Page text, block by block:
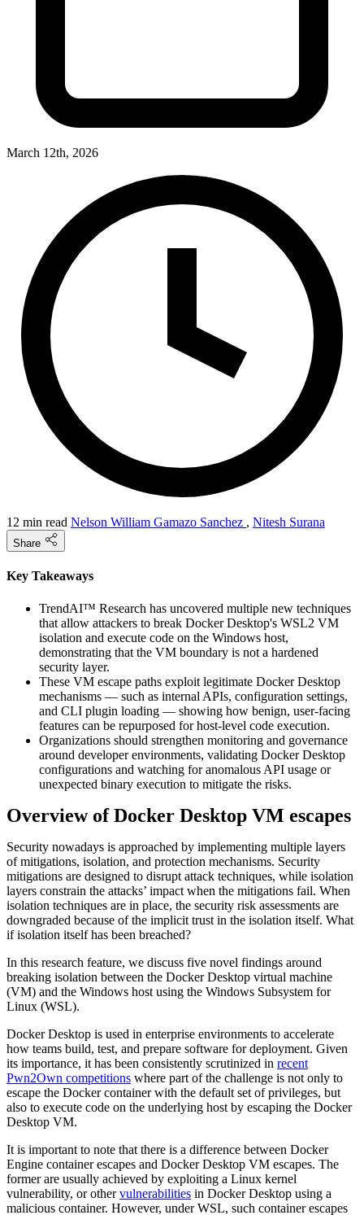
March 12th, 2026
12 min read Nelson William Gamazo Sanchez , Nitesh Surana
Share
Key Takeaways
TrendAI™ Research has uncovered multiple new techniques
that allow attackers to break Docker Desktop's WSL2 VM
isolation and execute code on the Windows host,
demonstrating that the VM boundary is not a hardened
security layer.
These VM escape paths exploit legitimate Docker Desktop
mechanisms — such as internal APIs, configuration settings,
and CLI plugin loading — showing how benign, user-facing
features can be repurposed for host-level code execution.
Organizations should strengthen monitoring and governance
around developer environments, validating Docker Desktop
configurations and watching for anomalous API usage or
unexpected binary execution to mitigate the risks.
Overview of Docker Desktop VM escapes
Security nowadays is approached by implementing multiple layers
of mitigations, isolation, and protection mechanisms. Security
mitigations are designed to disrupt attack techniques, while isolation
layers constrain the attacks’ impact when the mitigations fail. When
isolation techniques are in place, the security risk assessments are
downgraded because of the implicit trust in the isolation itself. What
if isolation itself has been breached?
In this research feature, we discuss five novel findings around
breaking isolation between the Docker Desktop virtual machine
(VM) and the Windows host using the Windows Subsystem for
Linux (WSL).
Docker Desktop is used in enterprise environments to accelerate
how teams build, test, and prepare software for deployment. Given
its importance, it has been consistently scrutinized in recent
Pwn2Own competitions where part of the challenge is not only to
escape the Docker container with the default set of privileges, but
also to execute code on the underlying host by escaping the Docker
Desktop VM.
It is important to note that there is a difference between Docker
Engine container escapes and Docker Desktop VM escapes. The
former are usually achieved by exploiting a Linux kernel
vulnerability, or othervulnerabilities in Docker Desktop using a
malicious container. However, under WSL, such container escapes